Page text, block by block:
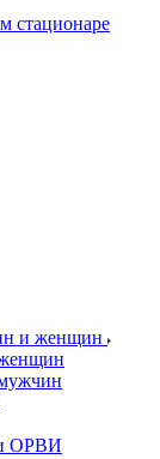
стационаре
и женщин
и ОРВИ